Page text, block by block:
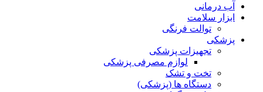
آب درمانی
ابزار سلامت
توالت فرنگی
پزشکی
تجهیزات پزشکی
لوازم مصرفی پزشکی
تخت و تشک
دستگاه ها (پزشکی)